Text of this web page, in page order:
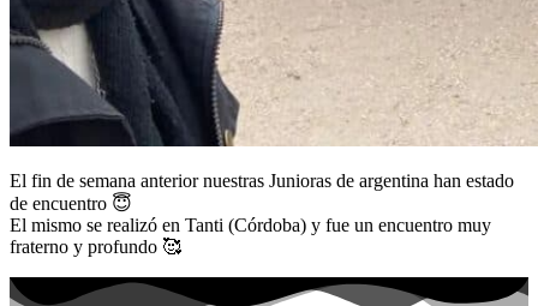
El fin de semana anterior nuestras Junioras de argentina han estado
de encuentro 😇
El mismo se realizó en Tanti (Córdoba) y fue un encuentro muy
fraterno y profundo 🥰